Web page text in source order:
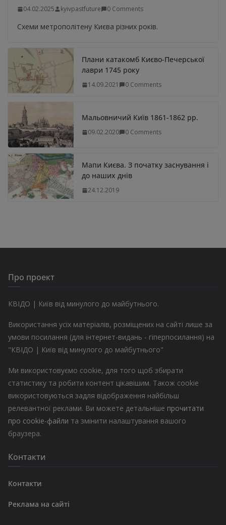
04.02.2025 kyivpastfuture 0 Comments
Схеми метрополітену Києва різних років.
Плани катакомб Києво-Печерської
лаври 1745 року
14.09.2021 0 Comments
Мальовничий Київ 1861-1862 рр.
09.02.2020 0 Comments
Мапи Києва. З початку заснування і
до наших днів
24.12.2019
Про проект
КВІДО | Київ від минулого до майбутнього.
Використання усіх матеріалів, розміщених на сайті лише за
умови посилання (для інтернет-видань - гіперпосилання) на
"КВІДО | Київ від минулого до майбутнього"
Ми використовуємо cookie, для того щоб збирати
статистику та робити контент цікавішим. Також cookie
використовуються задля відображення найбільш
релевантної реклами. Ви можете детальніше прочитати
про cookie-файли та змінити налаштування вашого
браузера.
Контакти
Контакти
Реклама на сайті